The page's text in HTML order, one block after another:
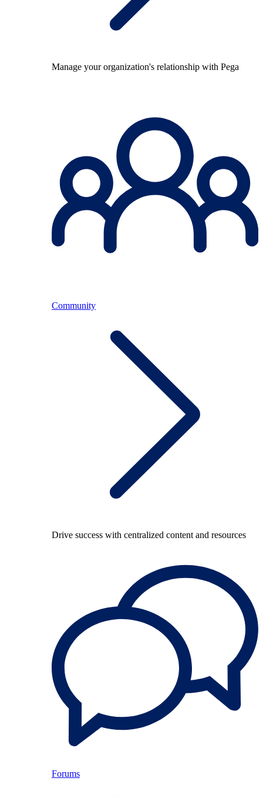
Manage your organization's relationship with Pega
Community
Drive success with centralized content and resources
Forums